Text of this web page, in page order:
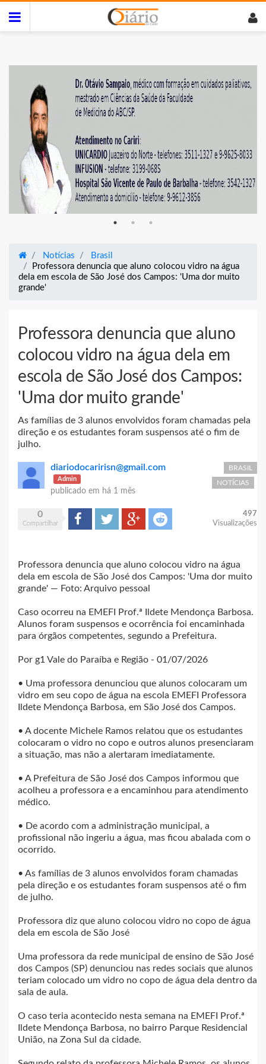
Notícias
Brasil
Professora denuncia que aluno colocou vidro na água
dela em escola de São José dos Campos: 'Uma dor muito
grande'
Professora denuncia que aluno
colocou vidro na água dela em
escola de São José dos Campos:
'Uma dor muito grande'
As famílias de 3 alunos envolvidos foram chamadas pela
direção e os estudantes foram suspensos até o fim de
julho.
diariodocaririsn@gmail.com
Admin
publicado em há 1 mês
BRASIL
NOTÍCIAS
0
Compartilhar
Compartilhar
Tweet Google+ Reddit
497
Visualizações
Professora denuncia que aluno colocou vidro na água
dela em escola de São José dos Campos: 'Uma dor muito
grande' — Foto: Arquivo pessoal
Caso ocorreu na EMEFI Prof.ª Ildete Mendonça Barbosa.
Alunos foram suspensos e ocorrência foi encaminhada
para órgãos competentes, segundo a Prefeitura.
Por g1 Vale do Paraíba e Região - 01/07/2026
• Uma professora denunciou que alunos colocaram um
vidro em seu copo de água na escola EMEFI Professora
Ildete Mendonça Barbosa, em São José dos Campos.
• A docente Michele Ramos relatou que os estudantes
colocaram o vidro no copo e outros alunos presenciaram
a situação, mas não a alertaram imediatamente.
• A Prefeitura de São José dos Campos informou que
acolheu a professora e a encaminhou para atendimento
médico.
• De acordo com a administração municipal, a
profissional não ingeriu a água, mas ficou abalada com o
ocorrido.
• As famílias de 3 alunos envolvidos foram chamadas
pela direção e os estudantes foram suspensos até o fim
de julho.
Professora diz que aluno colocou vidro no copo de água
dela em escola de São José
Uma professora da rede municipal de ensino de São José
dos Campos (SP) denunciou nas redes sociais que alunos
teriam colocado um vidro no copo de água dela dentro da
sala de aula.
O caso teria acontecido nesta semana na EMEFI Prof.ª
Ildete Mendonça Barbosa, no bairro Parque Residencial
União, na Zona Sul da cidade.